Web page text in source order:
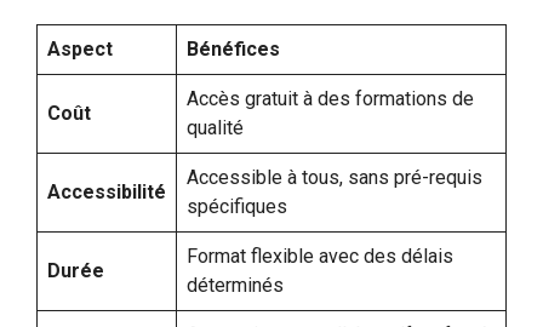
Aspect Bénéfices
Coût
Accès gratuit à des formations de
qualité
Accessibilité
Accessible à tous, sans pré-requis
spécifiques
Durée
Format flexible avec des délais
déterminés